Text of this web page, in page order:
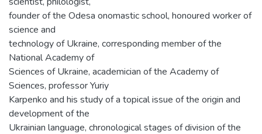
founder of the Odesa onomastic school, honoured worker of
science and
technology of Ukraine, corresponding member of the
National Academy of
Sciences of Ukraine, academician of the Academy of
Sciences, professor Yuriy
Karpenko and his study of a topical issue of the origin and
development of the
Ukrainian language, chronological stages of division of the